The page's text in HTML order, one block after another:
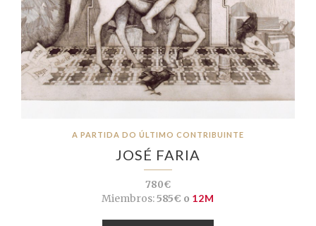
A PARTIDA DO ÚLTIMO CONTRIBUINTE
JOSÉ FARIA
780€
Miembros:585€ o 12M